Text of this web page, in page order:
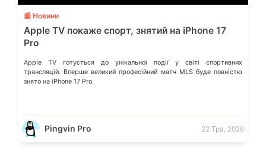
📰 Новини
Apple TV покаже спорт, знятий на iPhone 17
Pro
Apple TV готується до унікальної події у світі спортивних
трансляцій. Вперше великий професійний матч MLS буде повністю
знято на iPhone 17 Pro.
Pingvin Pro 22 Тра, 2026